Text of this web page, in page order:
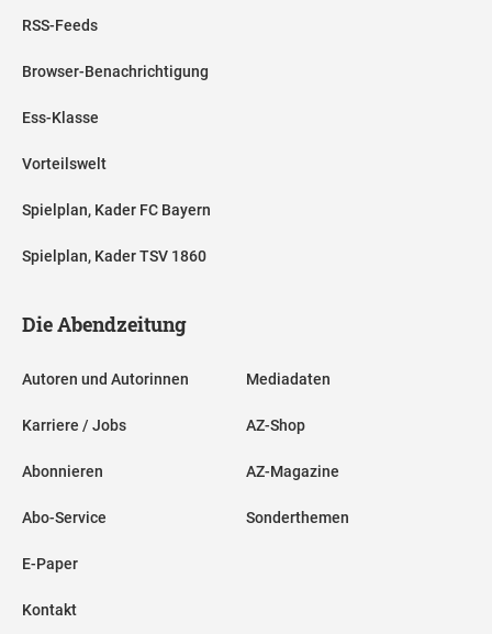
RSS-Feeds
Browser-Benachrichtigung
Ess-Klasse
Vorteilswelt
Spielplan, Kader FC Bayern
Spielplan, Kader TSV 1860
Die Abendzeitung
Autoren und Autorinnen
Karriere / Jobs
Abonnieren
Abo-Service
E-Paper
Kontakt
Mediadaten
AZ-Shop
AZ-Magazine
Sonderthemen